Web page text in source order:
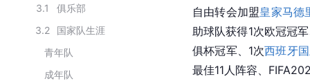
3.1
俱乐部
3.2
国家队生涯
青年队
成年队
自由转会加盟皇家马德
助球队获得1次欧冠冠
俱杯冠军、1次西班牙
最佳11人阵容、